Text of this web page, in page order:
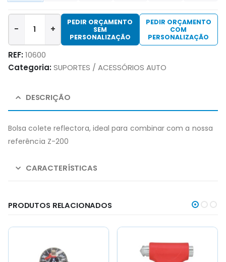
- +
PEDIR ORÇAMENTO
SEM
PERSONALIZAÇÃO
PEDIR ORÇAMENTO
COM
PERSONALIZAÇÃO
REF:10600
Categoria:SUPORTES / ACESSÓRIOS AUTO
DESCRIÇÃO
Bolsa colete reflectora, ideal para combinar com a nossa
referência Z-200
CARACTERÍSTICAS
PRODUTOS RELACIONADOS